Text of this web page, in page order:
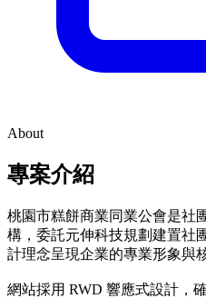
About
專案介紹
桃園市糕餅商業同業公會是社
構，委託元伸科技規劃建置社
計理念呈現企業的專業形象與
網站採用 RWD 響應式設計，